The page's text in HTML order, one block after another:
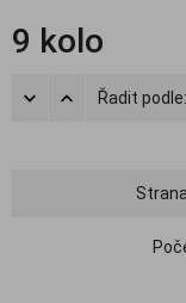
9 kolo
Řadit podle:
Strana